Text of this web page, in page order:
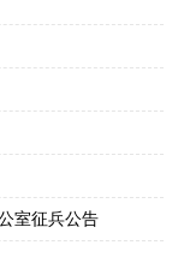
室征兵公告